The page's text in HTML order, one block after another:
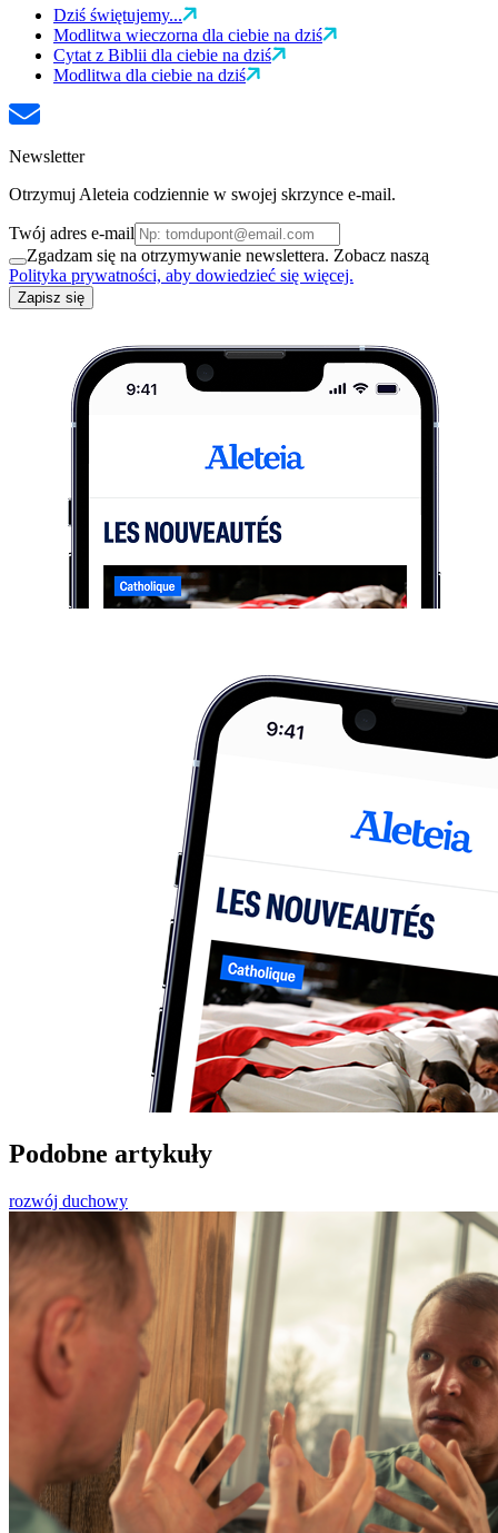
Dziś świętujemy...
Modlitwa wieczorna dla ciebie na dziś
Cytat z Biblii dla ciebie na dziś
Modlitwa dla ciebie na dziś
Newsletter
Otrzymuj Aleteia codziennie w swojej skrzynce e-mail.
Twój adres e-mail
Zgadzam się na otrzymywanie newslettera. Zobacz naszą
Polityka prywatności, aby dowiedzieć się więcej.
Zapisz się
Podobne artykuły
rozwój duchowy